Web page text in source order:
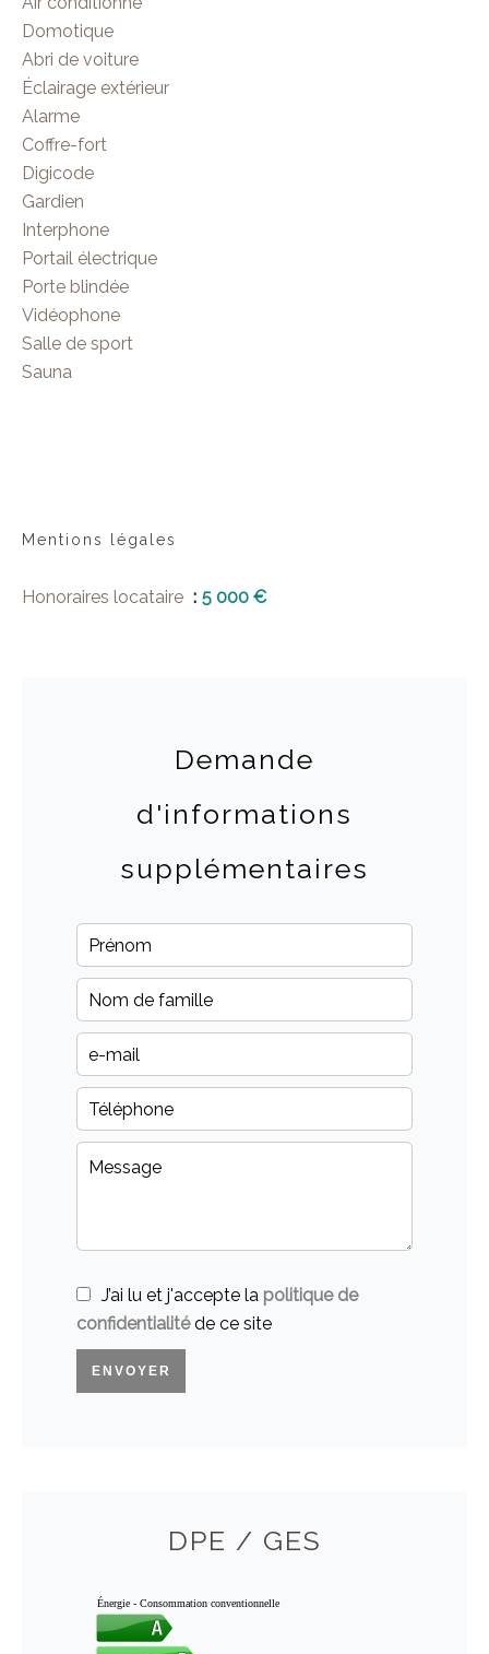
Domotique
Abri de voiture
Éclairage extérieur
Alarme
Coffre-fort
Digicode
Gardien
Interphone
Portail électrique
Porte blindée
Vidéophone
Salle de sport
Sauna
Mentions légales
Honoraires locataire 5 000 €
Demande
d'informations
supplémentaires
J’ai lu et j'accepte la politique de
confidentialitéde ce site
ENVOYER
DPE / GES
Énergie - Consommation conventionnelle